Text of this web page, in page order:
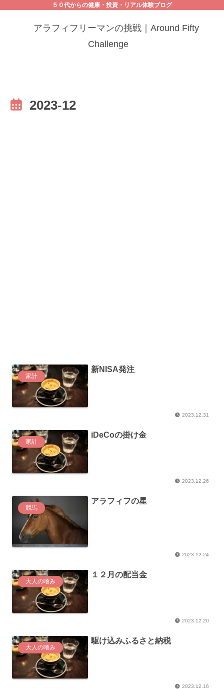
５０代からの健康・投資・リアル体験ブログ
アラフィフリーマンの挑戦｜Around Fifty
Challenge
2023-12
家計
新NISA発注
2023.12.31
家計
iDeCoの掛け金
2023.12.26
競馬
アラフィフの星
2023.12.24
大人の嗜み
１２月の配当金
2023.12.20
大人の嗜み
駆け込みふるさと納税
2023.12.16